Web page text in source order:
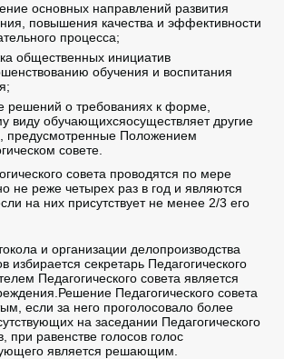
основных направлений развития
повышения качества и эффективности
процесса;
общественных инициатив
обучения и воспитания
решений о требованиях к форме,
виду обучающихсяосуществляет другие
предусмотренные Положением
совете.
совета проводятся по мере
не реже четырех раз в год и являются
на них присутствует не менее 2/3 его
и организации делопроизводства
избирается секретарь Педагогического
Педагогического совета является
Педагогического совета
если за него проголосовало более
на заседании Педагогического
при равенстве голосов голос
является решающим.